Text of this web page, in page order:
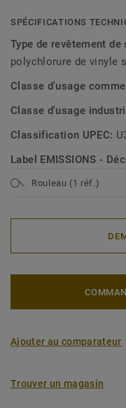
SPÉCIFICATIONS
Type de revêtement de
polychlorure de vinyle
Classe d'usage
Classe d'usage
Classification UPEC:
Label EMISSIONS -
Rouleau (1 réf.)
Ajouter au comparateur
Trouver un magasin